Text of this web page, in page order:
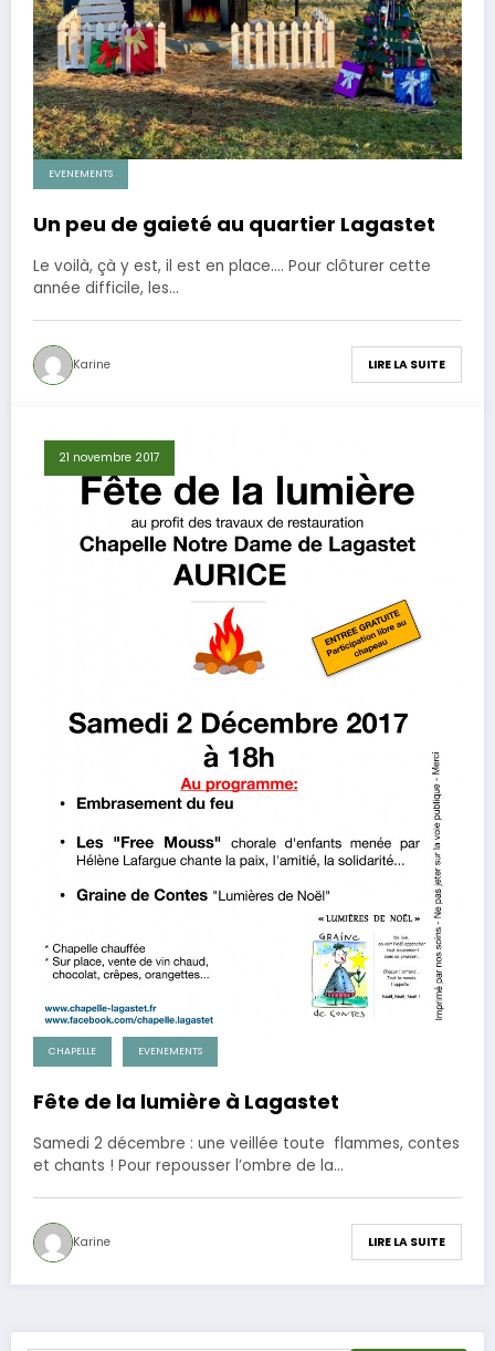
EVENEMENTS
Un peu de gaieté au quartier Lagastet
Le voilà, çà y est, il est en place.... Pour clôturer cette
année difficile, les…
Karine LIRE LA SUITE
21 novembre 2017
CHAPELLE EVENEMENTS
Fête de la lumière à Lagastet
Samedi 2 décembre : une veillée toute flammes, contes
et chants ! Pour repousser l’ombre de la…
Karine LIRE LA SUITE